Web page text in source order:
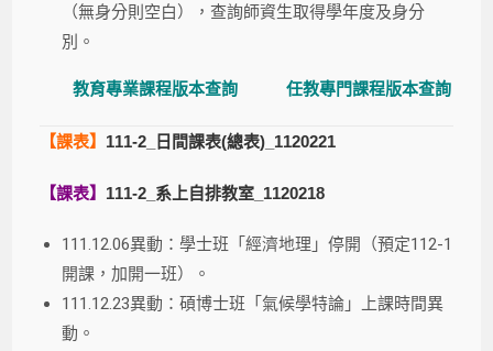
（無身分則空白），查詢師資生取得學年度及身分
別。
教育專業課程版本查詢 任教專門課程版本查詢
【課表】 111-2_日間課表(總表)_1120221
【課表】 111-2_系上自排教室_1120218
111.12.06異動：學士班「經濟地理」停開（預定112-1
開課，加開一班）。
111.12.23異動：碩博士班「氣候學特論」上課時間異
動。